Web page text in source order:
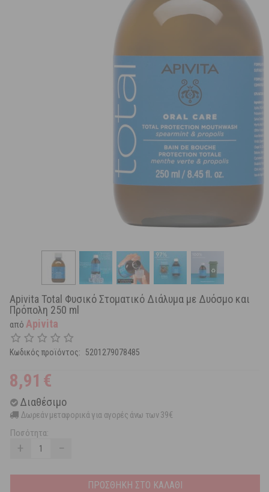
Apivita Total Φυσικό Στοματικό Διάλυμα με Δυόσμο και
Πρόπολη 250 ml
από Apivita
Κωδικός προϊόντος: 5201279078485
8,91 €
Διαθέσιμο
Δωρεάν μεταφορικά για αγορές άνω των 39€
Ποσότητα:
+ −
ΠΡΟΣΘΗΚΗ ΣΤΟ ΚΑΛΑΘΙ